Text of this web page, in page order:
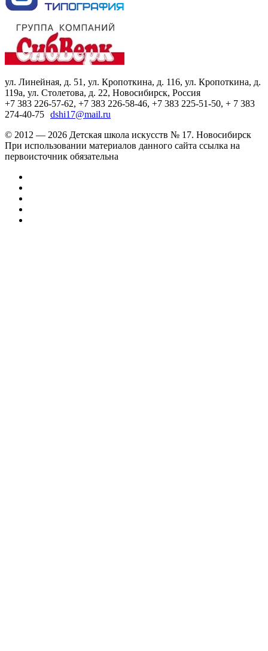
ул. Линейная, д. 51, ул. Кропоткина, д. 116, ул. Кропоткина, д.
119а, ул. Столетова, д. 22, Новосибирск, Россия
+7 383 226-57-62, +7 383 226-58-46, +7 383 225-51-50, + 7 383
274-40-75 dshi17@mail.ru
© 2012 — 2026 Детская школа искусств № 17. Новосибирск
При использовании материалов данного сайта ссылка на
первоисточник обязательна